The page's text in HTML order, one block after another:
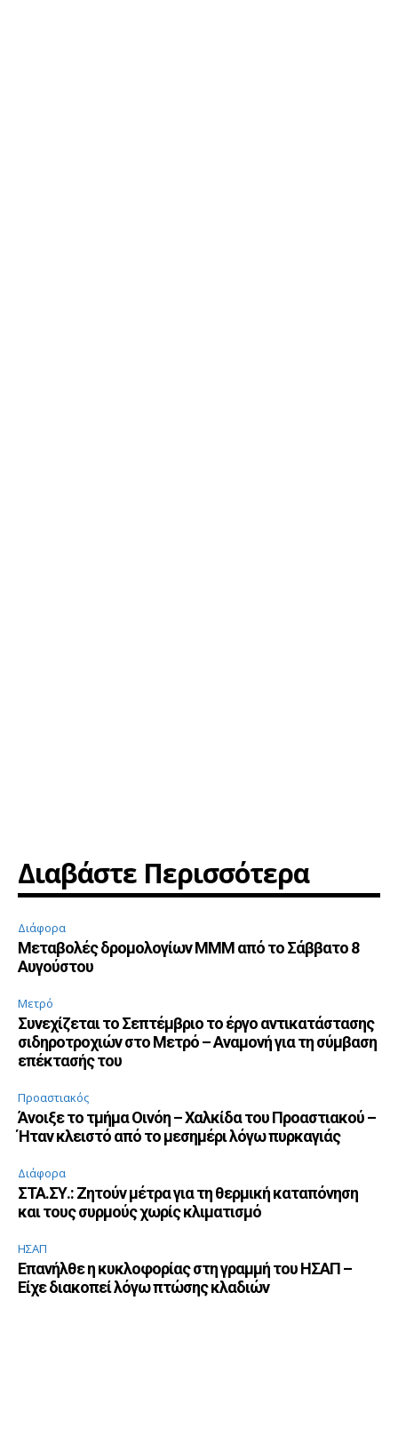
Διαβάστε Περισσότερα
Διάφορα
Μεταβολές δρομολογίων ΜΜΜ από το Σάββατο 8
Αυγούστου
Μετρό
Συνεχίζεται το Σεπτέμβριο το έργο αντικατάστασης
σιδηροτροχιών στο Μετρό – Αναμονή για τη σύμβαση
επέκτασής του
Προαστιακός
Άνοιξε το τμήμα Οινόη – Χαλκίδα του Προαστιακού –
Ήταν κλειστό από το μεσημέρι λόγω πυρκαγιάς
Διάφορα
ΣΤΑ.ΣΥ.: Ζητούν μέτρα για τη θερμική καταπόνηση
και τους συρμούς χωρίς κλιματισμό
ΗΣΑΠ
Επανήλθε η κυκλοφορίας στη γραμμή του ΗΣΑΠ –
Είχε διακοπεί λόγω πτώσης κλαδιών